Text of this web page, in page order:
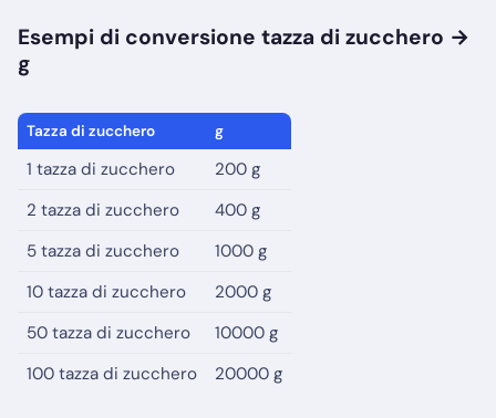
Esempi di conversione tazza di zucchero →
g
Tazza di zucchero g
1 tazza di zucchero
200 g
2 tazza di zucchero
400 g
5 tazza di zucchero
1000 g
10 tazza di zucchero
2000 g
50 tazza di zucchero
10000 g
100 tazza di zucchero
20000 g